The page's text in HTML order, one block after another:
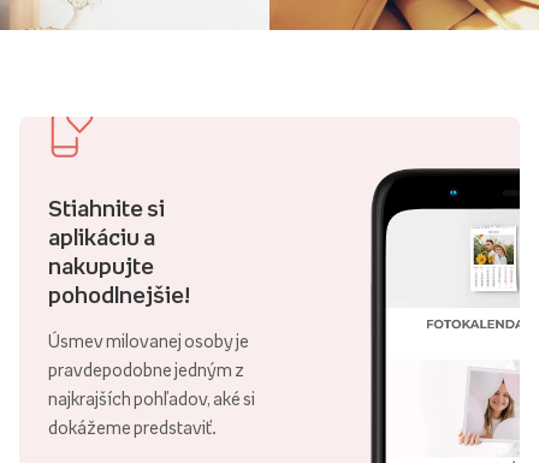
Stiahnite si
aplikáciu a
nakupujte
pohodlnejšie!
Úsmev milovanej osoby je
pravdepodobne jedným z
najkrajších pohľadov, aké si
dokážeme predstaviť.